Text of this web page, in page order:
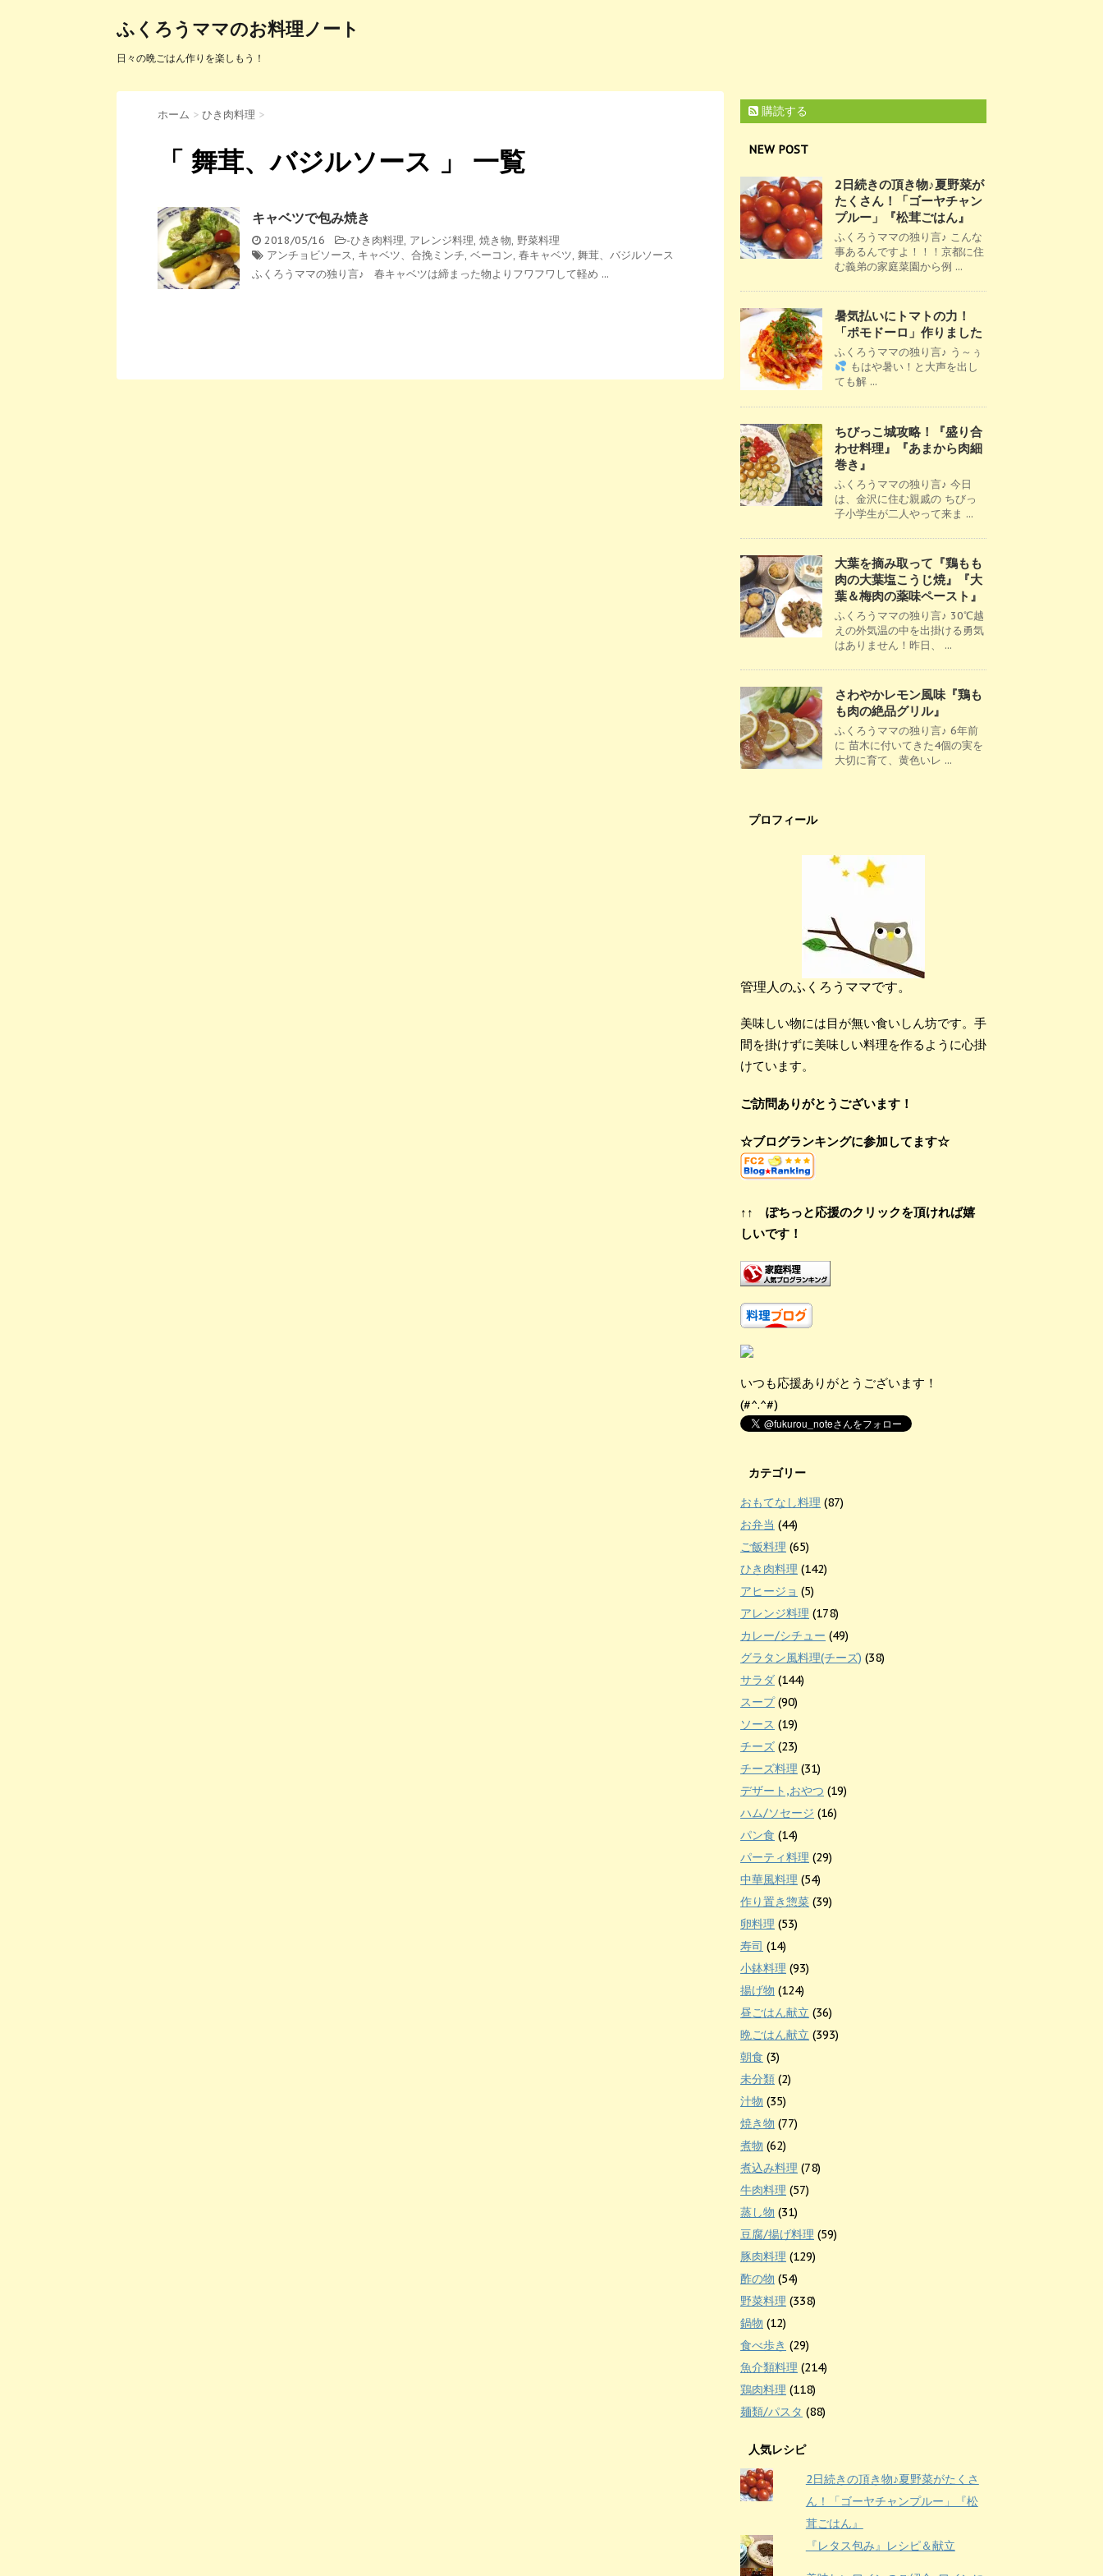
ふくろうママのお料理ノート
日々の晩ごはん作りを楽しもう！
ホーム > ひき肉料理 >
「 舞茸、バジルソース 」 一覧
キャベツで包み焼き
2018/05/16 -ひき肉料理, アレンジ料理, 焼き物, 野菜料理
アンチョビソース, キャベツ、合挽ミンチ, ベーコン, 春キャベツ, 舞茸、バジルソース
ふくろうママの独り言♪ 春キャベツは締まった物よりフワフワして軽め ...
購読する
NEW POST
2日続きの頂き物♪夏野菜が
たくさん！「ゴーヤチャン
プルー」『松茸ごはん』
ふくろうママの独り言♪ こんな
事あるんですよ！！！京都に住
む義弟の家庭菜園から例 ...
暑気払いにトマトの力！
「ポモドーロ」作りました
ふくろうママの独り言♪ う～ぅ
もはや暑い！と大声を出し
ても解 ...
ちびっこ城攻略！『盛り合
わせ料理』『あまから肉細
巻き』
ふくろうママの独り言♪ 今日
は、金沢に住む親戚の ちびっ
子小学生が二人やって来ま ...
大葉を摘み取って『鶏もも
肉の大葉塩こうじ焼』『大
葉＆梅肉の薬味ペースト』
ふくろうママの独り言♪ 30℃越
えの外気温の中を出掛ける勇気
はありません！昨日、 ...
さわやかレモン風味『鶏も
も肉の絶品グリル』
ふくろうママの独り言♪ 6年前
に 苗木に付いてきた4個の実を
大切に育て、黄色いレ ...
プロフィール
管理人のふくろうママです。
美味しい物には目が無い食いしん坊です。手
間を掛けずに美味しい料理を作るように心掛
けています。
ご訪問ありがとうございます！
☆ブログランキングに参加してます☆
↑↑ ぽちっと応援のクリックを頂ければ嬉
しいです！
いつも応援ありがとうございます！
(#^.^#)
カテゴリー
おもてなし料理 (87)
お弁当 (44)
ご飯料理 (65)
ひき肉料理 (142)
アヒージョ (5)
アレンジ料理 (178)
カレー/シチュー (49)
グラタン風料理(チーズ) (38)
サラダ (144)
スープ(90)
ソース (19)
チーズ (23)
チーズ料理 (31)
デザート,おやつ (19)
ハム/ソセージ (16)
パン食 (14)
パーティ料理 (29)
中華風料理 (54)
作り置き惣菜 (39)
卵料理 (53)
寿司 (14)
小鉢料理 (93)
揚げ物 (124)
昼ごはん献立 (36)
晩ごはん献立 (393)
朝食 (3)
未分類 (2)
汁物 (35)
焼き物 (77)
煮物 (62)
煮込み料理 (78)
牛肉料理 (57)
蒸し物 (31)
豆腐/揚げ料理 (59)
豚肉料理 (129)
酢の物 (54)
野菜料理 (338)
鍋物 (12)
食べ歩き (29)
魚介類料理 (214)
鶏肉料理 (118)
麺類/パスタ (88)
人気レシピ
2日続きの頂き物♪夏野菜がたくさ
ん！「ゴーヤチャンプルー」『松
茸ごはん』
『レタス包み』レシピ＆献立